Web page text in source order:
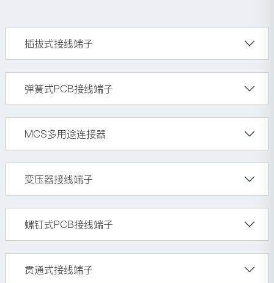
插拔式接线端子
弹簧式PCB接线端子
MCS多用途连接器
变压器接线端子
螺钉式PCB接线端子
贯通式接线端子